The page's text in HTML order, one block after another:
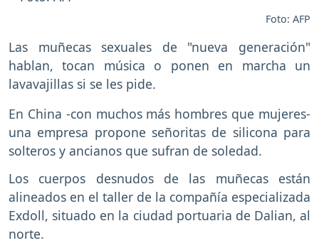
Foto: AFP
Las muñecas sexuales de "nueva generación"
hablan, tocan música o ponen en marcha un
lavavajillas si se les pide.
En China -con muchos más hombres que mujeres-
una empresa propone señoritas de silicona para
solteros y ancianos que sufran de soledad.
Los cuerpos desnudos de las muñecas están
alineados en el taller de la compañía especializada
Exdoll, situado en la ciudad portuaria de Dalian, al
norte.